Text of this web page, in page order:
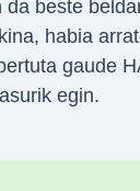
da beste
habia
gaude
egin.